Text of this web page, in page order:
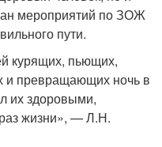
мероприятий по ЗОЖ
пути.
курящих, пьющих,
и превращающих ночь в
их здоровыми,
жизни», — Л.Н.